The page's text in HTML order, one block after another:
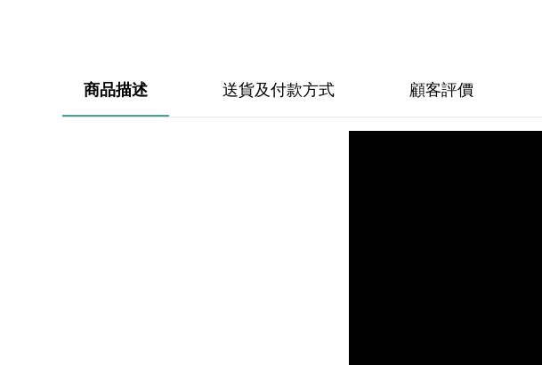
商品描述 送貨及付款方式 顧客評價